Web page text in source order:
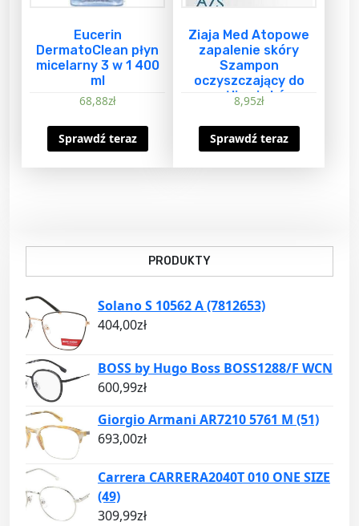
Eucerin
DermatoClean płyn
micelarny 3 w 1 400
ml
68,88zł
Sprawdź teraz
Ziaja Med Atopowe
zapalenie skóry
Szampon
oczyszczający do
wrażliwej skóry
głowy 300ml
8,95zł
Sprawdź teraz
PRODUKTY
Solano S 10562 A (7812653)
404,00zł
BOSS by Hugo Boss BOSS1288/F WCN
600,99zł
Giorgio Armani AR7210 5761 M (51)
693,00zł
Carrera CARRERA2040T 010 ONE SIZE
(49)
309,99zł